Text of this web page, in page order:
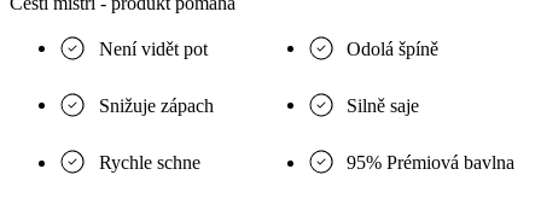
Není vidět pot Odolá špíně
Snižuje zápach Silně saje
Rychle schne 95% Prémiová bavlna